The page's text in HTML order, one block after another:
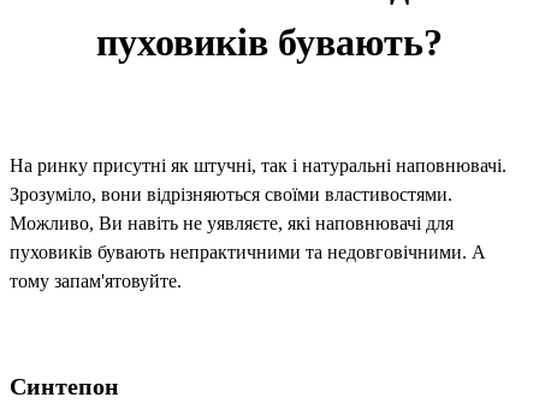
пуховиків бувають?
На ринку присутні як штучні, так і натуральні наповнювачі.
Зрозуміло, вони відрізняються своїми властивостями.
Можливо, Ви навіть не уявляєте, які наповнювачі для
пуховиків бувають непрактичними та недовговічними. А
тому запам'ятовуйте.
Синтепон